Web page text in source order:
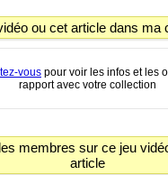
ou cet article dans ma
vous pour voir les infos et les
rapport avec votre collection
membres sur ce jeu
article